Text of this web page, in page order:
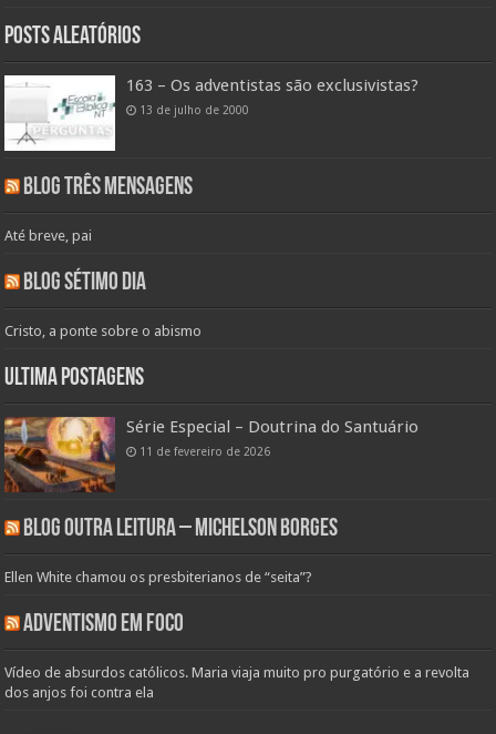
Posts aleatórios
163 – Os adventistas são exclusivistas?
13 de julho de 2000
Blog Três Mensagens
Até breve, pai
Blog Sétimo Dia
Cristo, a ponte sobre o abismo
Ultima Postagens
Série Especial – Doutrina do Santuário
11 de fevereiro de 2026
Blog Outra Leitura – Michelson Borges
Ellen White chamou os presbiterianos de “seita”?
Adventismo em Foco
Vídeo de absurdos católicos. Maria viaja muito pro purgatório e a revolta
dos anjos foi contra ela